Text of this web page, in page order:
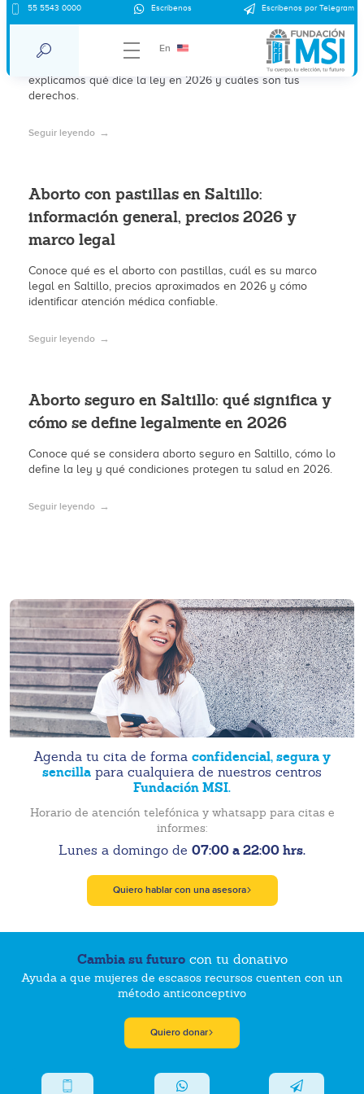
55 5543 0000 Escríbenos Escríbenos por Telegram
En
¿Es legal abortar en Saltillo en 2026?
En Saltillo el aborto es legal hasta las 12 semanas. Aquí te
explicamos qué dice la ley en 2026 y cuáles son tus
derechos.
Seguir leyendo
Aborto con pastillas en Saltillo:
información general, precios 2026 y
marco legal
Conoce qué es el aborto con pastillas, cuál es su marco
legal en Saltillo, precios aproximados en 2026 y cómo
identificar atención médica confiable.
Seguir leyendo
Aborto seguro en Saltillo: qué significa y
cómo se define legalmente en 2026
Conoce qué se considera aborto seguro en Saltillo, cómo lo
define la ley y qué condiciones protegen tu salud en 2026.
Seguir leyendo
Agenda tu cita de forma confidencial, segura y
sencilla para cualquiera de nuestros centros
Fundación MSI.
Horario de atención telefónica y whatsapp para citas e
informes:
Lunes a domingo de 07:00 a 22:00 hrs.
Quiero hablar con una asesora
Cambia su futurocon tu donativo
Ayuda a que mujeres de escasos recursos cuenten con un
método anticonceptivo
Quiero donar